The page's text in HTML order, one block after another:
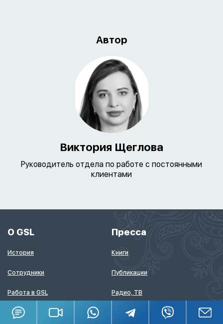
Автор
Виктория Щеглова
Руководитель отдела по работе с постоянными
клиентами
О GSL
История
Сотрудники
Работа в GSL
Карта сайта
Пресса
Книги
Публикации
Радио, ТВ